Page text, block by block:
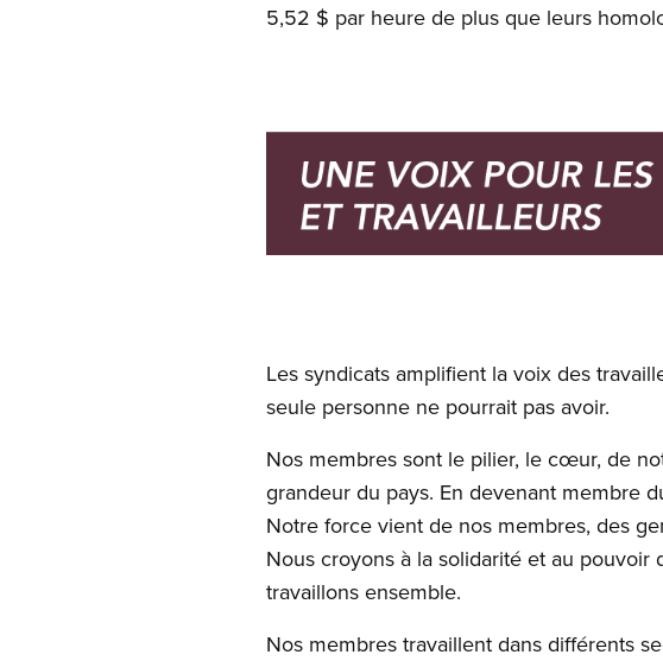
5,52 $ par heure de plus que leurs
Les syndicats amplifient la voix des
seule personne ne pourrait pas avoir.
Nos membres sont le pilier, le cœur, de
grandeur du pays. En devenant membre
Notre force vient de nos membres, des
Nous croyons à la solidarité et au
travaillons ensemble.
Nos membres travaillent dans différents